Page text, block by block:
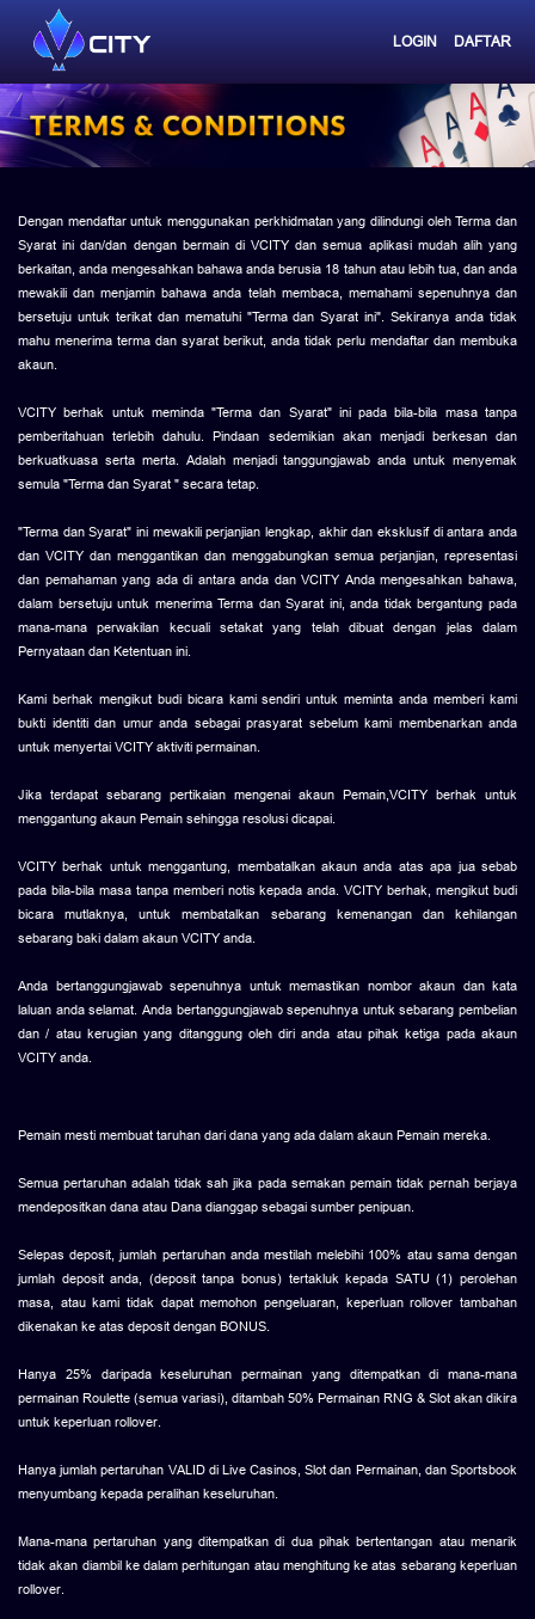
LOGIN DAFTAR
Dengan mendaftar untuk menggunakan perkhidmatan yang dilindungi oleh Terma dan
Syarat ini dan/dan dengan bermain di VCITY dan semua aplikasi mudah alih yang
berkaitan, anda mengesahkan bahawa anda berusia 18 tahun atau lebih tua, dan anda
mewakili dan menjamin bahawa anda telah membaca, memahami sepenuhnya dan
bersetuju untuk terikat dan mematuhi "Terma dan Syarat ini". Sekiranya anda tidak
mahu menerima terma dan syarat berikut, anda tidak perlu mendaftar dan membuka
akaun.
VCITY berhak untuk meminda "Terma dan Syarat" ini pada bila-bila masa tanpa
pemberitahuan terlebih dahulu. Pindaan sedemikian akan menjadi berkesan dan
berkuatkuasa serta merta. Adalah menjadi tanggungjawab anda untuk menyemak
semula "Terma dan Syarat " secara tetap.
"Terma dan Syarat" ini mewakili perjanjian lengkap, akhir dan eksklusif di antara anda
dan VCITY dan menggantikan dan menggabungkan semua perjanjian, representasi
dan pemahaman yang ada di antara anda dan VCITY Anda mengesahkan bahawa,
dalam bersetuju untuk menerima Terma dan Syarat ini, anda tidak bergantung pada
mana-mana perwakilan kecuali setakat yang telah dibuat dengan jelas dalam
Pernyataan dan Ketentuan ini.
Kami berhak mengikut budi bicara kami sendiri untuk meminta anda memberi kami
bukti identiti dan umur anda sebagai prasyarat sebelum kami membenarkan anda
untuk menyertai VCITY aktiviti permainan.
Jika terdapat sebarang pertikaian mengenai akaun Pemain,VCITY berhak untuk
menggantung akaun Pemain sehingga resolusi dicapai.
VCITY berhak untuk menggantung, membatalkan akaun anda atas apa jua sebab
pada bila-bila masa tanpa memberi notis kepada anda. VCITY berhak, mengikut budi
bicara mutlaknya, untuk membatalkan sebarang kemenangan dan kehilangan
sebarang baki dalam akaun VCITY anda.
Anda bertanggungjawab sepenuhnya untuk memastikan nombor akaun dan kata
laluan anda selamat. Anda bertanggungjawab sepenuhnya untuk sebarang pembelian
dan / atau kerugian yang ditanggung oleh diri anda atau pihak ketiga pada akaun
VCITY anda.
Pemain mesti membuat taruhan dari dana yang ada dalam akaun Pemain mereka.
Semua pertaruhan adalah tidak sah jika pada semakan pemain tidak pernah berjaya
mendepositkan dana atau Dana dianggap sebagai sumber penipuan.
Selepas deposit, jumlah pertaruhan anda mestilah melebihi 100% atau sama dengan
jumlah deposit anda, (deposit tanpa bonus) tertakluk kepada SATU (1) perolehan
masa, atau kami tidak dapat memohon pengeluaran, keperluan rollover tambahan
dikenakan ke atas deposit dengan BONUS.
Hanya 25% daripada keseluruhan permainan yang ditempatkan di mana-mana
permainan Roulette (semua variasi), ditambah 50% Permainan RNG & Slot akan dikira
untuk keperluan rollover.
Hanya jumlah pertaruhan VALID di Live Casinos, Slot dan Permainan, dan Sportsbook
menyumbang kepada peralihan keseluruhan.
Mana-mana pertaruhan yang ditempatkan di dua pihak bertentangan atau menarik
tidak akan diambil ke dalam perhitungan atau menghitung ke atas sebarang keperluan
rollover.